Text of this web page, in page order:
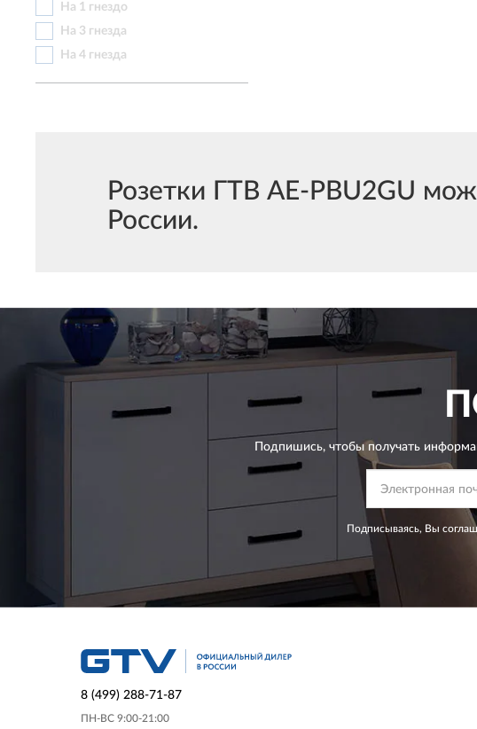
На 1 гнездо
На 3 гнезда
На 4 гнезда
Розетки ГТВ AE-PBU2GU
России.
Подпишись, чтобы получать
Подписываясь, Вы
8 (499) 288-71-87
ПН-ВС 9:00-21:00